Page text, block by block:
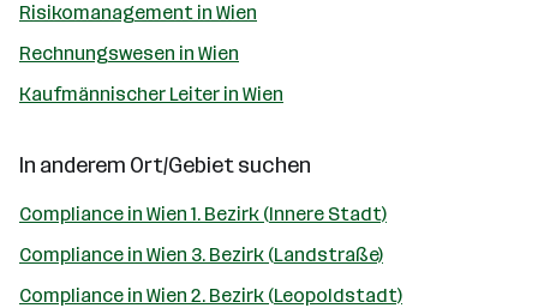
Risikomanagement in Wien
Rechnungswesen in Wien
Kaufmännischer Leiter in Wien
In anderem Ort/Gebiet suchen
Compliance in Wien 1. Bezirk (Innere Stadt)
Compliance in Wien 3. Bezirk (Landstraße)
Compliance in Wien 2. Bezirk (Leopoldstadt)